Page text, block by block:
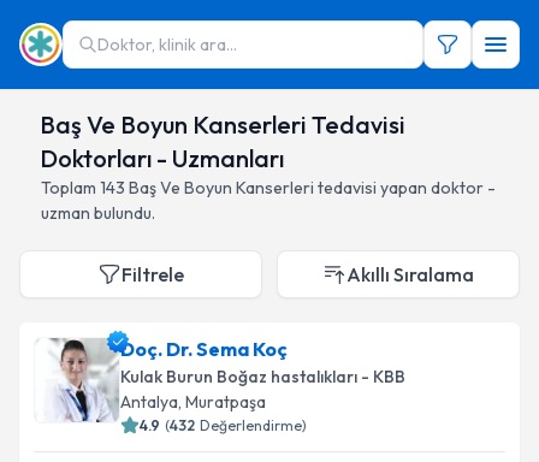
Doktor, klinik ara...
Baş Ve Boyun Kanserleri Tedavisi
Doktorları - Uzmanları
Toplam 143 Baş Ve Boyun Kanserleri tedavisi yapan doktor -
uzman bulundu.
Filtrele Akıllı Sıralama
Doç. Dr. Sema Koç
Kulak Burun Boğaz hastalıkları - KBB
Antalya, Muratpaşa
4.9 (432 Değerlendirme)